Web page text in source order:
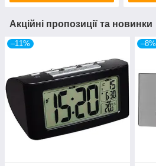
Акційні пропозиції та новинки
–11% –8%